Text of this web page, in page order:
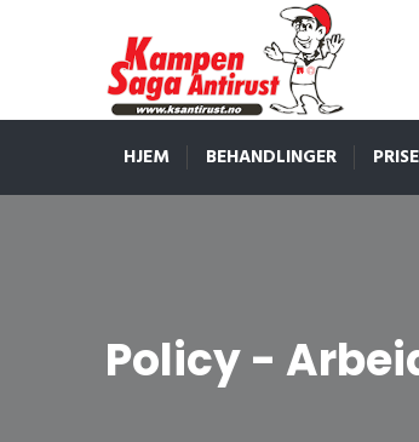
HJEM BEHANDLINGER
Policy -